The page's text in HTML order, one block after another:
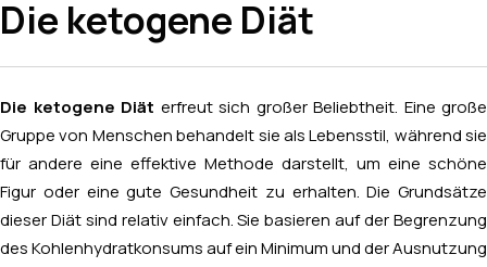
Die ketogene Diät
Die ketogene Diät erfreut sich großer Beliebtheit. Eine große
Gruppe von Menschen behandelt sie als Lebensstil, während sie
für andere eine effektive Methode darstellt, um eine schöne
Figur oder eine gute Gesundheit zu erhalten. Die Grundsätze
dieser Diät sind relativ einfach. Sie basieren auf der Begrenzung
des Kohlenhydratkonsums auf ein Minimum und der Ausnutzung